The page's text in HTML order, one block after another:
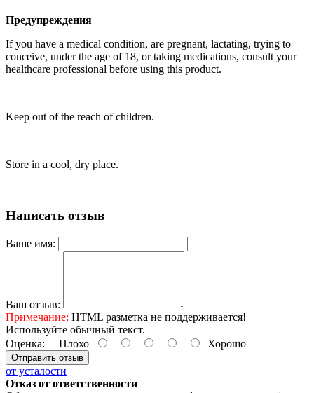
Предупреждения
If you have a medical condition, are pregnant, lactating, trying to
conceive, under the age of 18, or taking medications, consult your
healthcare professional before using this product.
Keep out of the reach of children.
Store in a cool, dry place.
Написать отзыв
Ваше имя:
Ваш отзыв:
Примечание: HTML разметка не поддерживается!
Используйте обычный текст.
Оценка: Плохо Хорошо
Отправить отзыв
от усталости
Отказ от ответственности